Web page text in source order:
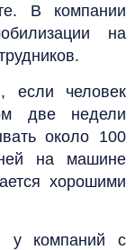
В компании
на
если человек
две недели
около 100
на машине
хорошими
у компаний с